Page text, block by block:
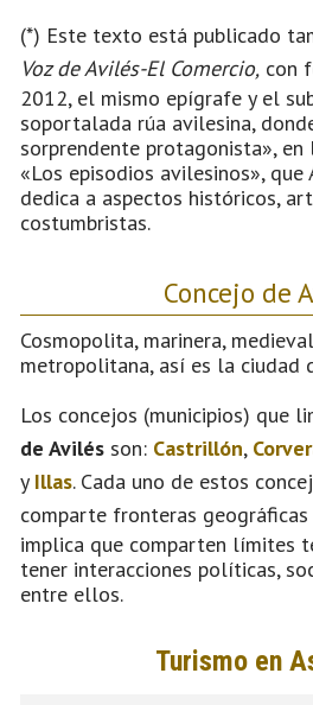
(*) Este texto está publicado
Voz de Avilés-El Comercio, con
2012, el mismo epígrafe y el
soportalada rúa avilesina,
sorprendente protagonista»,
«Los episodios avilesinos»,
dedica a aspectos históricos,
costumbristas.
Concejo de
Cosmopolita, marinera,
metropolitana, así es la ciudad
Los concejos (municipios) que
de Avilés son: Castrillón,
y Illas. Cada uno de estos
comparte fronteras geográficas
implica que comparten límites
tener interacciones políticas,
entre ellos.